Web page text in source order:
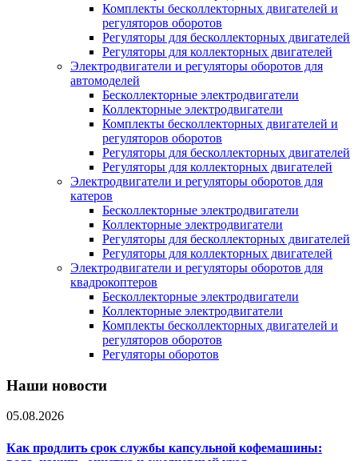
Комплекты бесколлекторных двигателей и
регуляторов оборотов
Регуляторы для бесколлекторных двигателей
Регуляторы для коллекторных двигателей
Электродвигатели и регуляторы оборотов для
автомоделей
Бесколлекторные электродвигатели
Коллекторные электродвигатели
Комплекты бесколлекторных двигателей и
регуляторов оборотов
Регуляторы для бесколлекторных двигателей
Регуляторы для коллекторных двигателей
Электродвигатели и регуляторы оборотов для
катеров
Бесколлекторные электродвигатели
Коллекторные электродвигатели
Регуляторы для бесколлекторных двигателей
Регуляторы для коллекторных двигателей
Электродвигатели и регуляторы оборотов для
квадрокоптеров
Бесколлекторные электродвигатели
Коллекторные электродвигатели
Комплекты бесколлекторных двигателей и
регуляторов оборотов
Регуляторы оборотов
Наши новости
05.08.2026
Как продлить срок службы капсульной кофемашины: